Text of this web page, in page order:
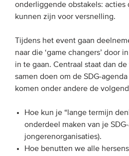
Team
Partners &
WAT WE
onderliggende obstakels: acties
kunnen zijn voor versnelling.
Tijdens het event gaan
naar die ‘game changers’ door
in te gaan. Centraal staat dan
samen doen om de SDG-
komen onder andere de
Hoe kun je “lange termijn
onderdeel maken van je
jongerenorganisaties).
Hoe benutten we alle hersens